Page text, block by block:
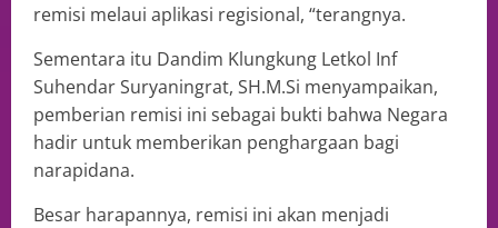
remisi melaui aplikasi regisional, “terangnya.
Sementara itu Dandim Klungkung Letkol Inf
Suhendar Suryaningrat, SH.M.Si menyampaikan,
pemberian remisi ini sebagai bukti bahwa Negara
hadir untuk memberikan penghargaan bagi
narapidana.
Besar harapannya, remisi ini akan menjadi